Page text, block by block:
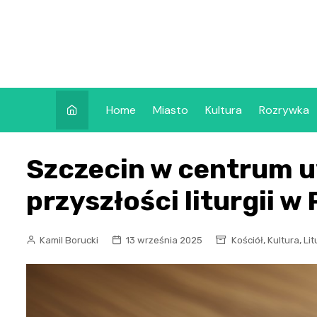
Home Miasto Kultura Rozrywka
Szczecin w centrum
przyszłości liturgii w
Kamil Borucki 13 września 2025 Kościół, Kultura,